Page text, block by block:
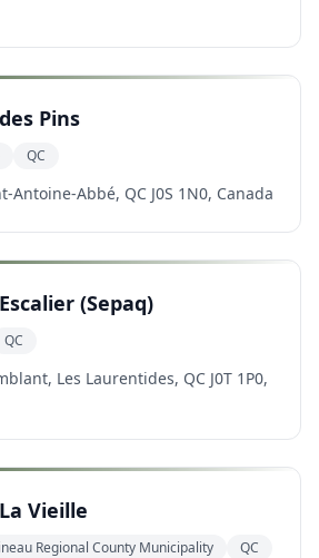
Pins
QC
Antoine-Abbé, QC J0S 1N0, Canada
(Sepaq)
QC
Les Laurentides, QC J0T 1P0,
Vieille
Regional County Municipality QC